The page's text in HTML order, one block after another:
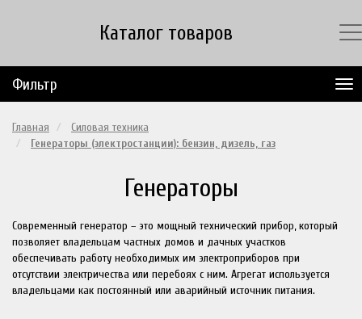
Каталог товаров
Фильтр
Главная
Силовая техника
Генераторы (электростанции): бензин, дизель, газ
Генераторы
Современный генератор – это мощный технический прибор, который
позволяет владельцам частных домов и дачных участков
обеспечивать работу необходимых им электроприборов при
отсутствии электричества или перебоях с ним. Агрегат используется
владельцами как постоянный или аварийный источник питания.